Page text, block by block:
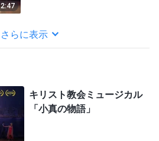
2:47
さらに表示
キリスト教会ミュージカル
「小真の物語」